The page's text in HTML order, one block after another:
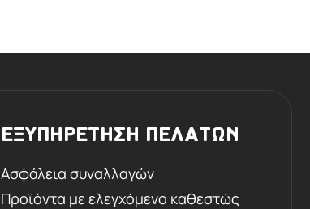
ΕΞΥΠΗΡΕΤΗΣΗ ΠΕΛΑΤΩΝ
Ασφάλεια συναλλαγών
Προϊόντα με ελεγχόμενο καθεστώς